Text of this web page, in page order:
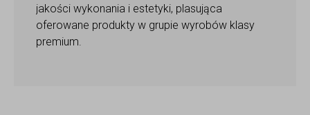
jakości wykonania i estetyki, plasująca
oferowane produkty w grupie wyrobów klasy
premium.